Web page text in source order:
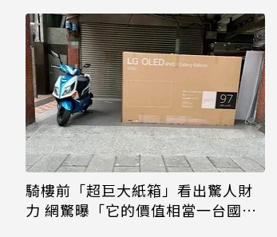
騎樓前「超巨大紙箱」看出驚人財
力 網驚曝「它的價值相當一台國產